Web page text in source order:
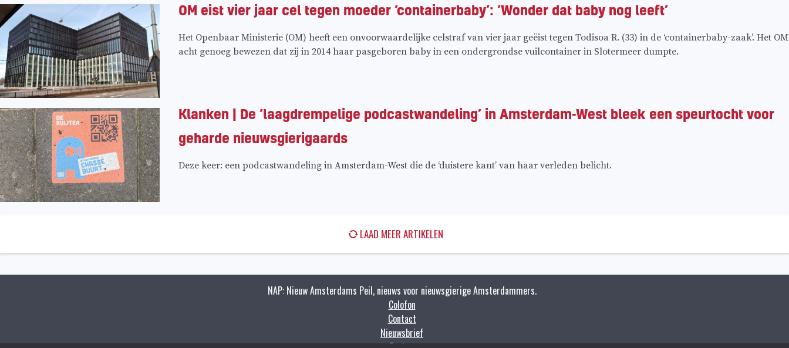
OM eist vier jaar cel tegen moeder ‘containerbaby’: ‘Wonder dat baby nog leeft’
Het Openbaar Ministerie (OM) heeft een onvoorwaardelijke celstraf van vier jaar geëist tegen Todisoa R. (33) in de ‘containerbaby-zaak’. Het OM
acht genoeg bewezen dat zij in 2014 haar pasgeboren baby in een ondergrondse vuilcontainer in Slotermeer dumpte.
Klanken | De ‘laagdrempelige podcastwandeling’ in Amsterdam-West bleek een speurtocht voor
geharde nieuwsgierigaards
Deze keer: een podcastwandeling in Amsterdam-West die de ‘duistere kant’ van haar verleden belicht.
LAAD MEER ARTIKELEN
NAP: Nieuw Amsterdams Peil, nieuws voor nieuwsgierige Amsterdammers.
Colofon
Contact
Nieuwsbrief